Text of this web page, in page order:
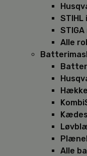
STIHL
Alle
Alle